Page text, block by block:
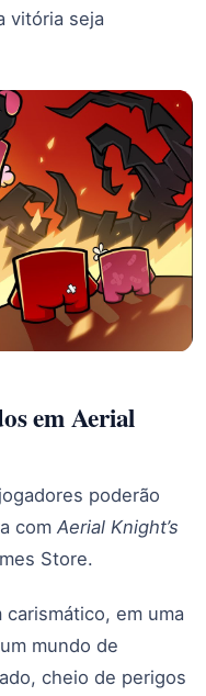
vitória seja
em Aerial
poderão
com Aerial Knight’s
Store.
em uma
mundo de
cheio de perigos